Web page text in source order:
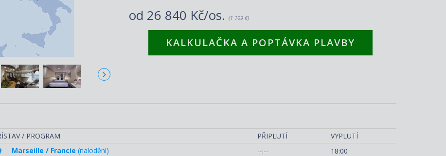
od 26 840 Kč/os. (1 109 €)
KALKULAČKA A POPTÁVKA PLAVBY
/ PROGRAM PŘIPLUTÍ
VYPLUTÍ
Marseille / Francie (nalodění) --:--
18:00